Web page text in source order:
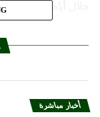
خلال أيام.. وسيلة
أخبار مباشرة